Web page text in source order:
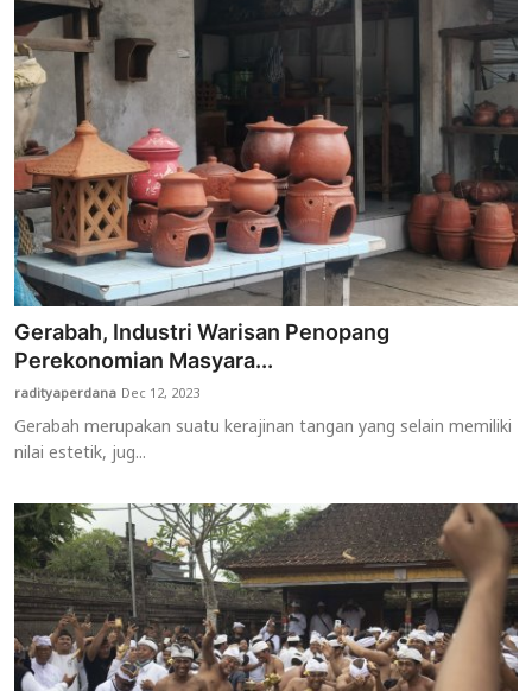
Gerabah, Industri Warisan Penopang
Perekonomian Masyara...
radityaperdana Dec 12, 2023
Gerabah merupakan suatu kerajinan tangan yang selain memiliki
nilai estetik, jug...